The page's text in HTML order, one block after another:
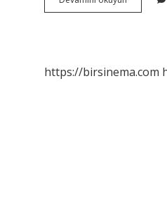
Laikleştiren
https://birsinema.com